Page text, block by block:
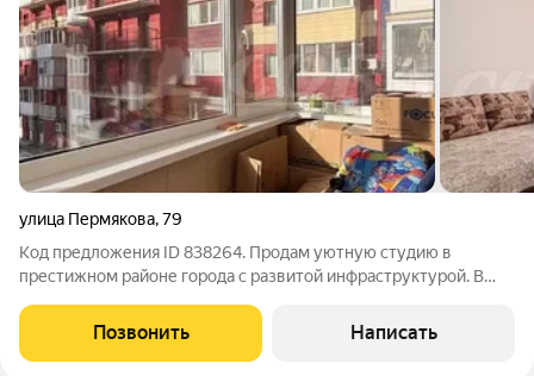
улица Пермякова,79
Код предложения ID 838264. Продам уютную студию в
престижном районе города с развитой инфраструктурой. В
выровнены и окрашены, на балконе установлен теплый пол, а
в ванной комнате имеется
Позвонить Написать